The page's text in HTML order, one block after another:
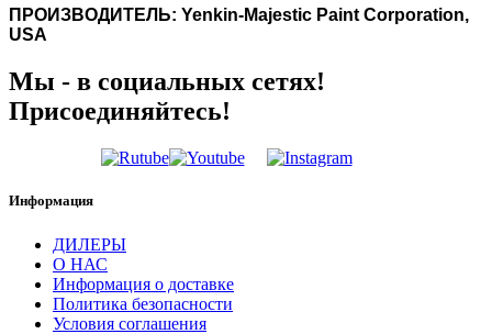
ПРОИЗВОДИТЕЛЬ: Yenkin-Majestic Paint Corporation,
USA
Мы - в социальных сетях!
Присоединяйтесь!
Информация
ДИЛЕРЫ
О НАС
Информация о доставке
Политика безопасности
Условия соглашения